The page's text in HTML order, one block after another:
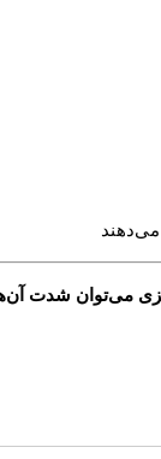
می‌دهند
می‌توان شدت